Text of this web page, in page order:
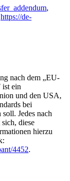
,
https://de-
nach dem „EU-
ist ein
und den USA,
bei
Jedes nach
diese
hierzu
4452.